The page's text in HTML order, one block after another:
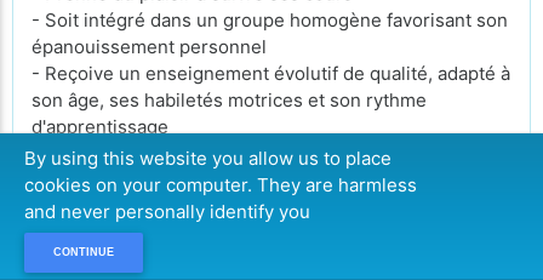
- Soit intégré dans un groupe homogène favorisant son
épanouissement personnel
- Reçoive un enseignement évolutif de qualité, adapté à
son âge, ses habiletés motrices et son rythme
d'apprentissage
- Utilise du matériel pédagogique adapté sur un espace
de jeu proportionné
- Reçoive une formation à l'esprit sport : volonté,
respect, contrôle de soi, humilité, amitié, sincérité,
courage,...
By using this website you allow us to place
cookies on your computer. They are harmless
and never personally identify you
CONTINUE